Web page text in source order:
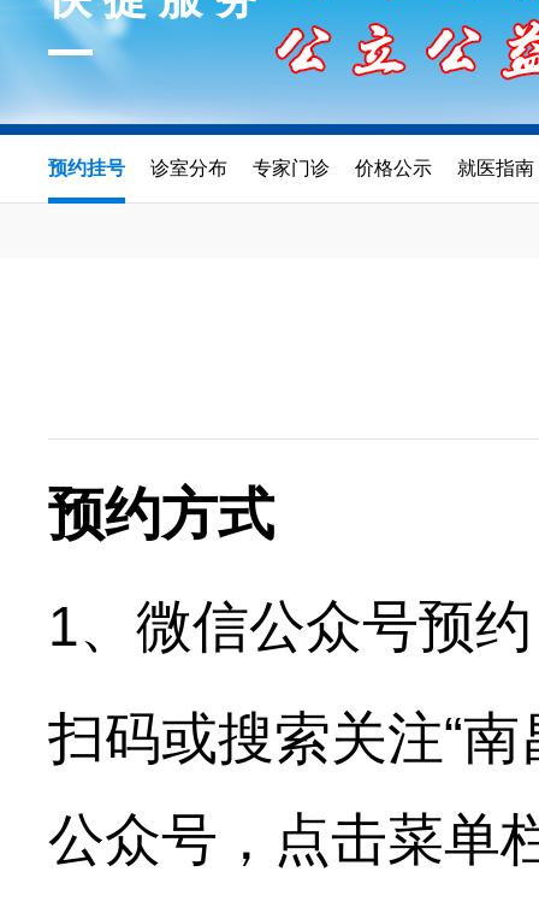
预约挂号 诊室分布 专家门诊 价格公示 就医指南
预约方式
1、微信公众号预约
扫码或搜索关注“
公众号，点击菜